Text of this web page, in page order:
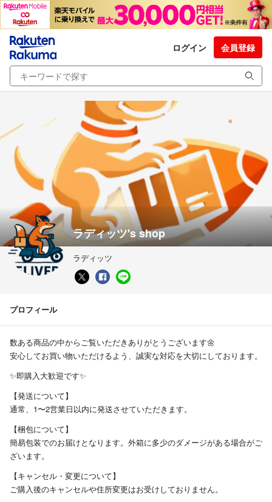
ログイン 会員登録
ラディッツ's shop
ラディッツ
プロフィール
数ある商品の中からご覧いただきありがとうございます🌼
安心してお買い物いただけるよう、誠実な対応を大切にしております。
✨即購入大歓迎です✨
【発送について】
通常、1〜2営業日以内に発送させていただきます。
【梱包について】
簡易包装でのお届けとなります。外箱に多少のダメージがある場合がご
ざいます。
【キャンセル・変更について】
ご購入後のキャンセルや住所変更はお受けしておりません。